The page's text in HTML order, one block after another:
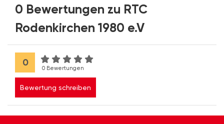
0 Bewertungen zu RTC
Rodenkirchen 1980 e.V
0
0 Bewertungen
Bewertung schreiben